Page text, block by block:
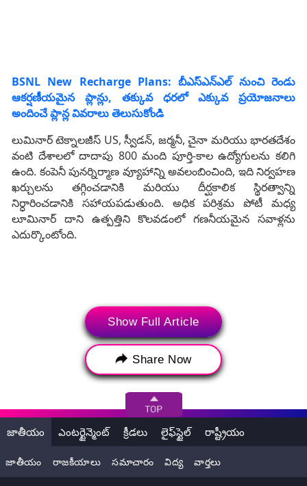
BSNL New Recharge Plans: బీఎస్ఎన్ఎల్ నుంచి రెండు
ఆకర్షణీయమైన ప్లాన్లు, తక్కువ ధరలో ఎక్కువ ప్రయోజనాలు
అందించే ప్లాన్ల వివరాలు తెలుసుకోండి
లుమినార్ టెక్నాలజీస్ US, స్వీడన్, జర్మనీ, చైనా మరియు భారతదేశం
వంటి దేశాలలో దాదాపు 800 మంది పూర్తి-కాల ఉద్యోగులను కలిగి
ఉంది. కంపెనీ పునర్నిర్మాణ వ్యూహాన్ని అవలంబించింది, ఇది నిర్వహణ
ఖర్చులను తగ్గించడానికి మరియు దీర్ఘకాలిక స్థిరత్వాన్ని
నిర్ధారించడానికి సహాయపడుతుంది. అధిక పరిశ్రమ పోటీ మధ్య
లూమినార్ దాని ఉత్పత్తిని కొలవడంలో గణనీయమైన సవాళ్లను
ఎదుర్కొంటోంది.
Tags: Autonomous Driving Job Cuts 2024
Show Full Article
Share Now
జాతీయం ఎంటర్టైన్మెంట్ క్రీడలు లైఫ్‌స్టైల్ రాష్ట్రీయం
జాతీయం రాజకీయాలు సమాచారం విద్య వార్తలు